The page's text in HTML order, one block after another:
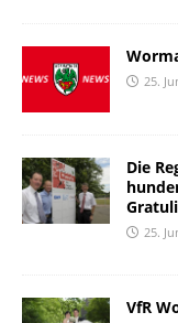
25.
Die
25.
VfR